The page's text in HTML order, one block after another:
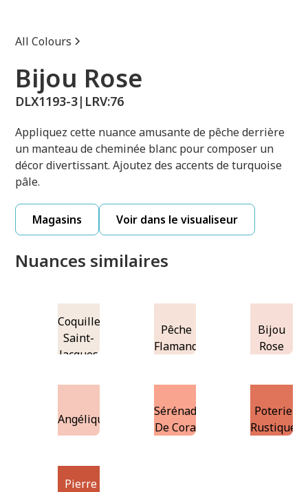
All Colours
Bijou Rose
DLX1193-3| LRV:76
Appliquez cette nuance amusante de pêche derrière
un manteau de cheminée blanc pour composer un
décor divertissant. Ajoutez des accents de turquoise
pâle.
Magasins Voir dans le visualiseur
Nuances similaires
Coquille
Saint-
Jacques
Pêche
Flamand
Bijou
Rose
Angélique
Sérénade
De Corail
Poterie
Rustique
Pierre